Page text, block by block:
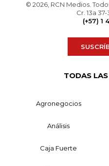
© 2026, RCN Medios.
Cr. 13a
(+57) 1
TODAS
Agronegocios
Análisis
Caja Fuerte